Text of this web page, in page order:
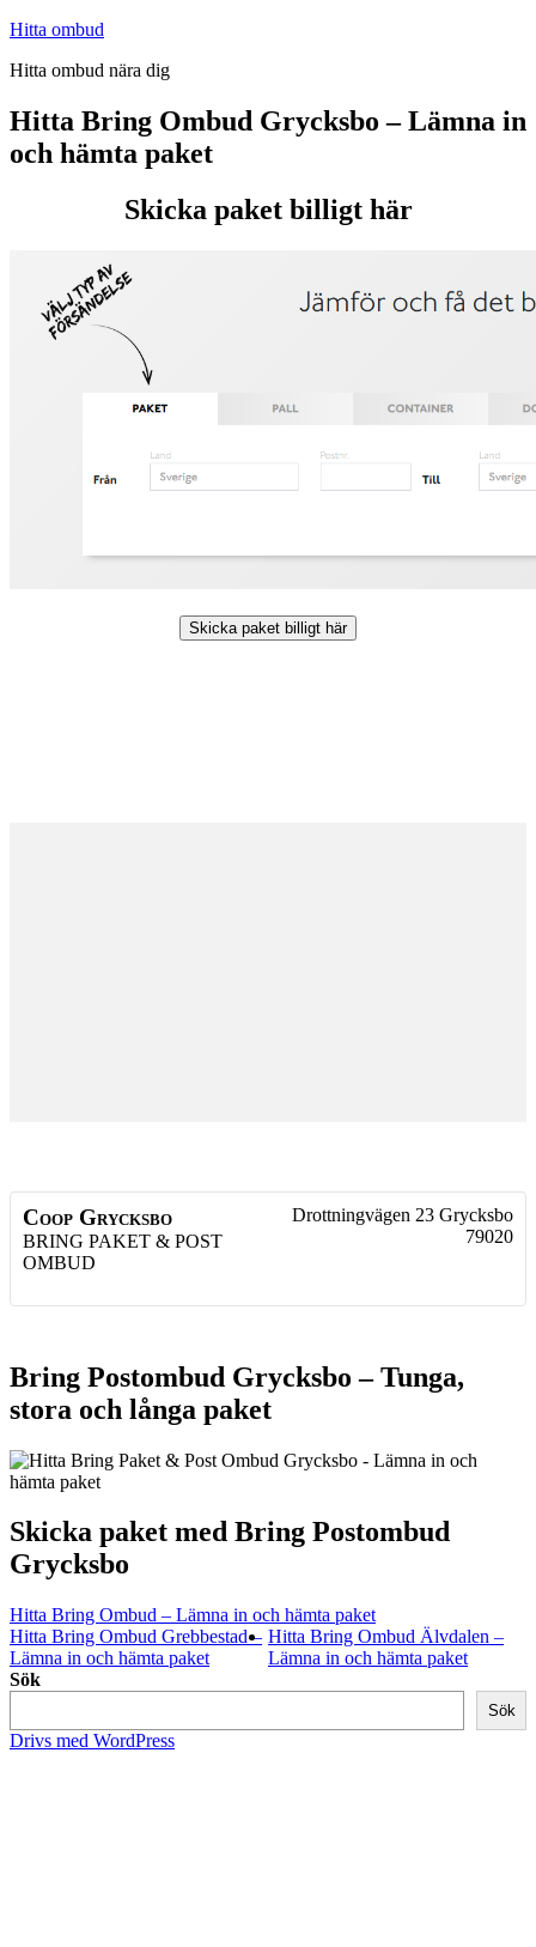
Hoppa
innehåll
Hitta ombud
Hitta ombud nära dig
Hitta Bring Ombud Grycksbo – Lämna in
och hämta paket
Skicka paket billigt här
Skicka paket billigt här
Coop Grycksbo
BRING PAKET & POST
OMBUD
Drottningvägen 23 Grycksbo
79020
Bring Postombud Grycksbo – Tunga,
stora och långa paket
Skicka paket med Bring Postombud
Grycksbo
Hitta Bring Ombud – Lämna in och hämta paket
Hitta Bring Ombud Grebbestad –
Lämna in och hämta paket
Hitta Bring Ombud Älvdalen –
Lämna in och hämta paket
Sök
Sök
Drivs med WordPress